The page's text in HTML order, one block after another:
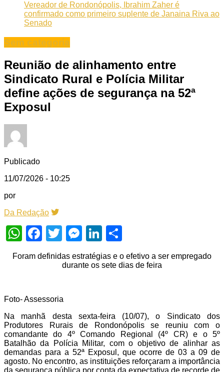
Vereador de Rondonópolis, Ibrahim Zaher é
confirmado como primeiro suplente de Janaina Riva ao
Senado
Sem categoria
Reunião de alinhamento entre
Sindicato Rural e Polícia Militar
define ações de segurança na 52ª
Exposul
Publicado
11/07/2026 - 10:25
por
Da Redação
WhatsApp
Facebook
TwitterMessenger
LinkedIn
Foram definidas estratégias e o efetivo a ser empregado
durante os sete dias de feira
Foto- Assessoria
Na manhã desta sexta-feira (10/07), o Sindicato dos
Produtores Rurais de Rondonópolis se reuniu com o
comandante do 4º Comando Regional (4º CR) e o 5º
Batalhão da Polícia Militar, com o objetivo de alinhar as
demandas para a 52ª Exposul, que ocorre de 03 a 09 de
agosto. No encontro, as instituições reforçaram a importância
da segurança pública por conta da expectativa de recorde de